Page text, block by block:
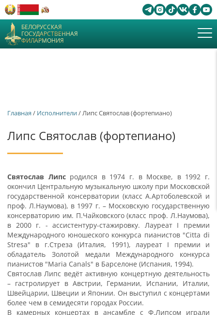
БЕЛОРУССКАЯ
ГОСУДАРСТВЕННАЯ
ФИЛАРМОНИЯ
Главная / Исполнители/ Липс Святослав (фортепиано)
Липс Святослав (фортепиано)
Святослав Липсродился в 1974 г. в Москве, в 1992 г.
окончил Центральную музыкальную школу при Московской
государственной консерватории (класс А.Артоболевской и
проф. Л.Наумова), в 1997 г. – Московскую государственную
консерваторию им. П.Чайковского (класс проф. Л.Наумова),
в 2000 г. - ассистентуру-стажировку. Лауреат I премии
Международного юношеского конкурса пианистов "Citta di
Stresa" в г.Стреза (Италия, 1991), лауреат I премии и
обладатель Золотой медали Международного конкурса
пианистов "Maria Canals" в Барселоне (Испания, 1994).
Святослав Липс ведёт активную концертную деятельность
– гастролирует в Австрии, Германии, Испании, Италии,
Швейцарии, Швеции и Японии. Он выступил с концертами
более чем в семидесяти городах России.
В камерных концертах в ансамбле с Ф.Липсом играли